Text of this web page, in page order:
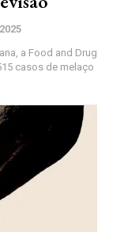
a Food and Drug
casos de melaço